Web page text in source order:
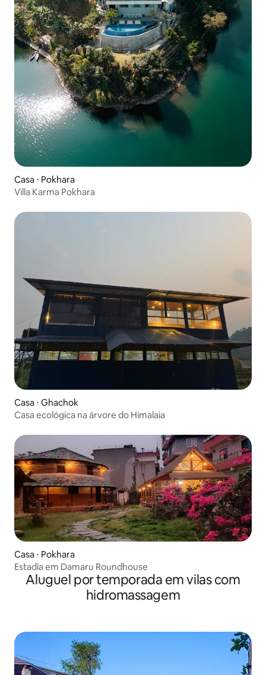
Casa ⋅ Pokhara
Villa Karma Pokhara
Casa ⋅ Ghachok
Casa ecológica na árvore do Himalaia
Casa ⋅ Pokhara
Estadia em Damaru Roundhouse
Aluguel por temporada em vilas com
hidromassagem